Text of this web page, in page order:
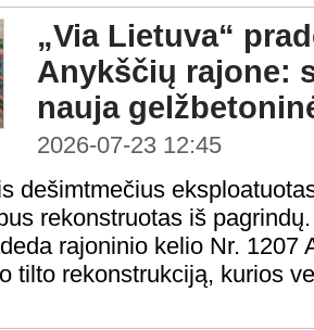
„Via Lietuva“
Anykščių rajone:
nauja
2026-07-23 12:45
dešimtmečius
rekonstruotas iš
rajoninio kelio Nr.
tilto rekonstrukciją, kurios